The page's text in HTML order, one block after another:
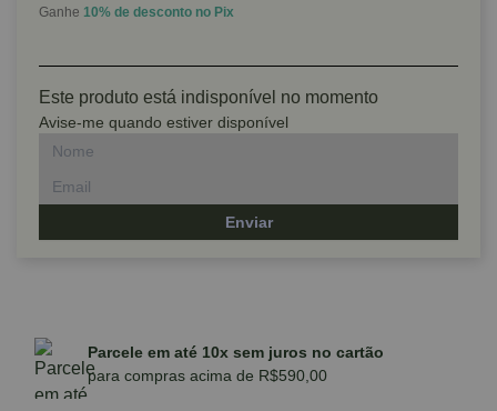
Ganhe 10% de desconto no Pix
Este produto está indisponível no momento
Avise-me quando estiver disponível
Enviar
Parcele em até 10x sem juros no cartão
para compras acima de R$590,00